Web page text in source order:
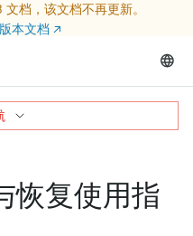
档，该文档不再更新。
本文档 ↗
恢复使用指